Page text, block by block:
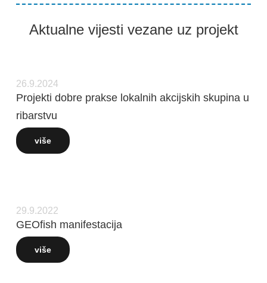
Aktualne vijesti vezane uz projekt
26.9.2024
Projekti dobre prakse lokalnih akcijskih skupina u
ribarstvu
više
29.9.2022
GEOfish manifestacija
više